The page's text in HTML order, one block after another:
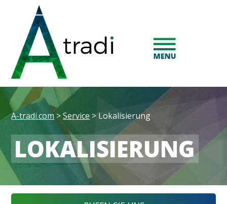
A-tradi.com > Service > Lokalisierung
LOKALISIERUNG